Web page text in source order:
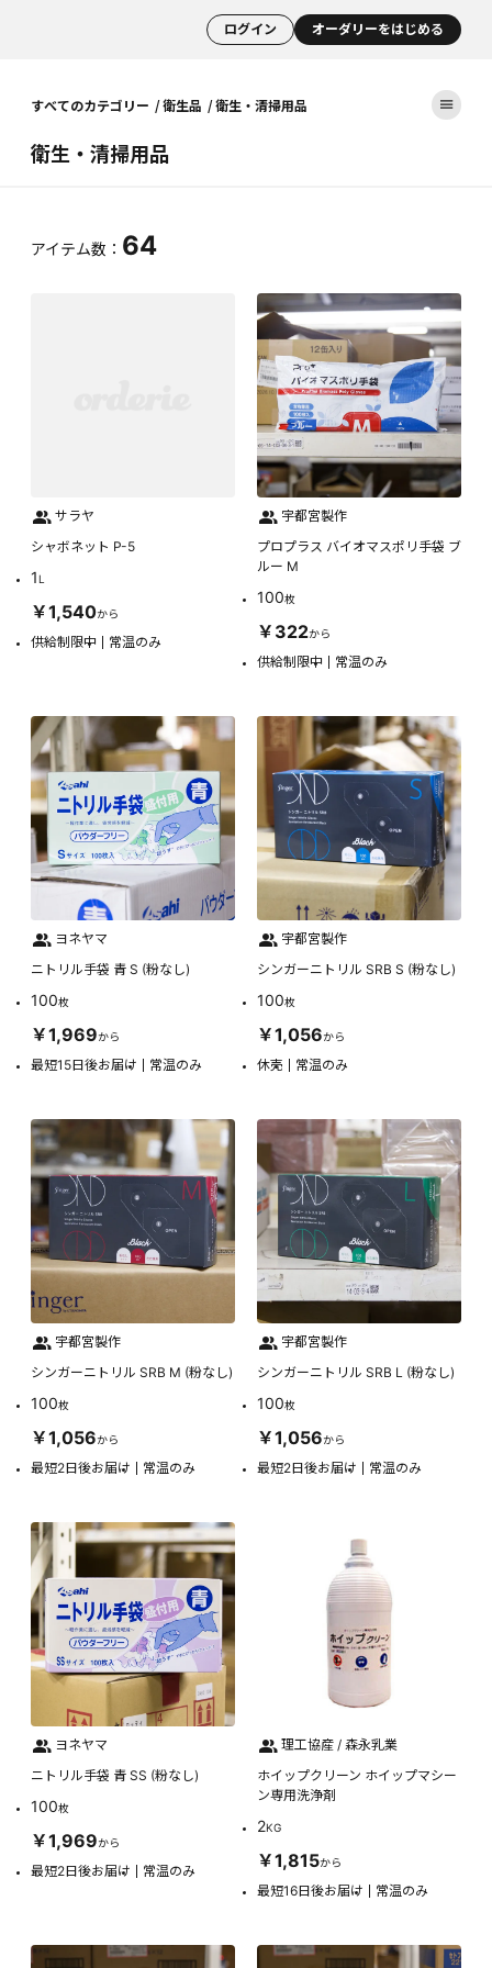
ログイン オーダリーをはじめる
すべてのカテゴリー 衛生品 衛生・清掃用品
衛生・清掃用品
アイテム数： 64
サラヤ
シャボネット P-5
1L
￥1,540から
供給制限中 常温のみ
宇都宮製作
プロプラス バイオマスポリ手袋 ブ
ルー M
100枚
￥322から
供給制限中 常温のみ
ヨネヤマ
ニトリル手袋 青 S (粉なし)
100枚
￥1,969から
最短15日後お届け 常温のみ
宇都宮製作
シンガーニトリル SRB S (粉なし)
100枚
￥1,056から
休売 常温のみ
宇都宮製作
シンガーニトリル SRB M (粉なし)
100枚
￥1,056から
最短2日後お届け 常温のみ
宇都宮製作
シンガーニトリル SRB L (粉なし)
100枚
￥1,056から
最短2日後お届け 常温のみ
ヨネヤマ
ニトリル手袋 青 SS (粉なし)
100枚
￥1,969から
最短2日後お届け 常温のみ
理工協産 / 森永乳業
ホイップクリーン ホイップマシー
ン専用洗浄剤
2KG
￥1,815から
最短16日後お届け 常温のみ